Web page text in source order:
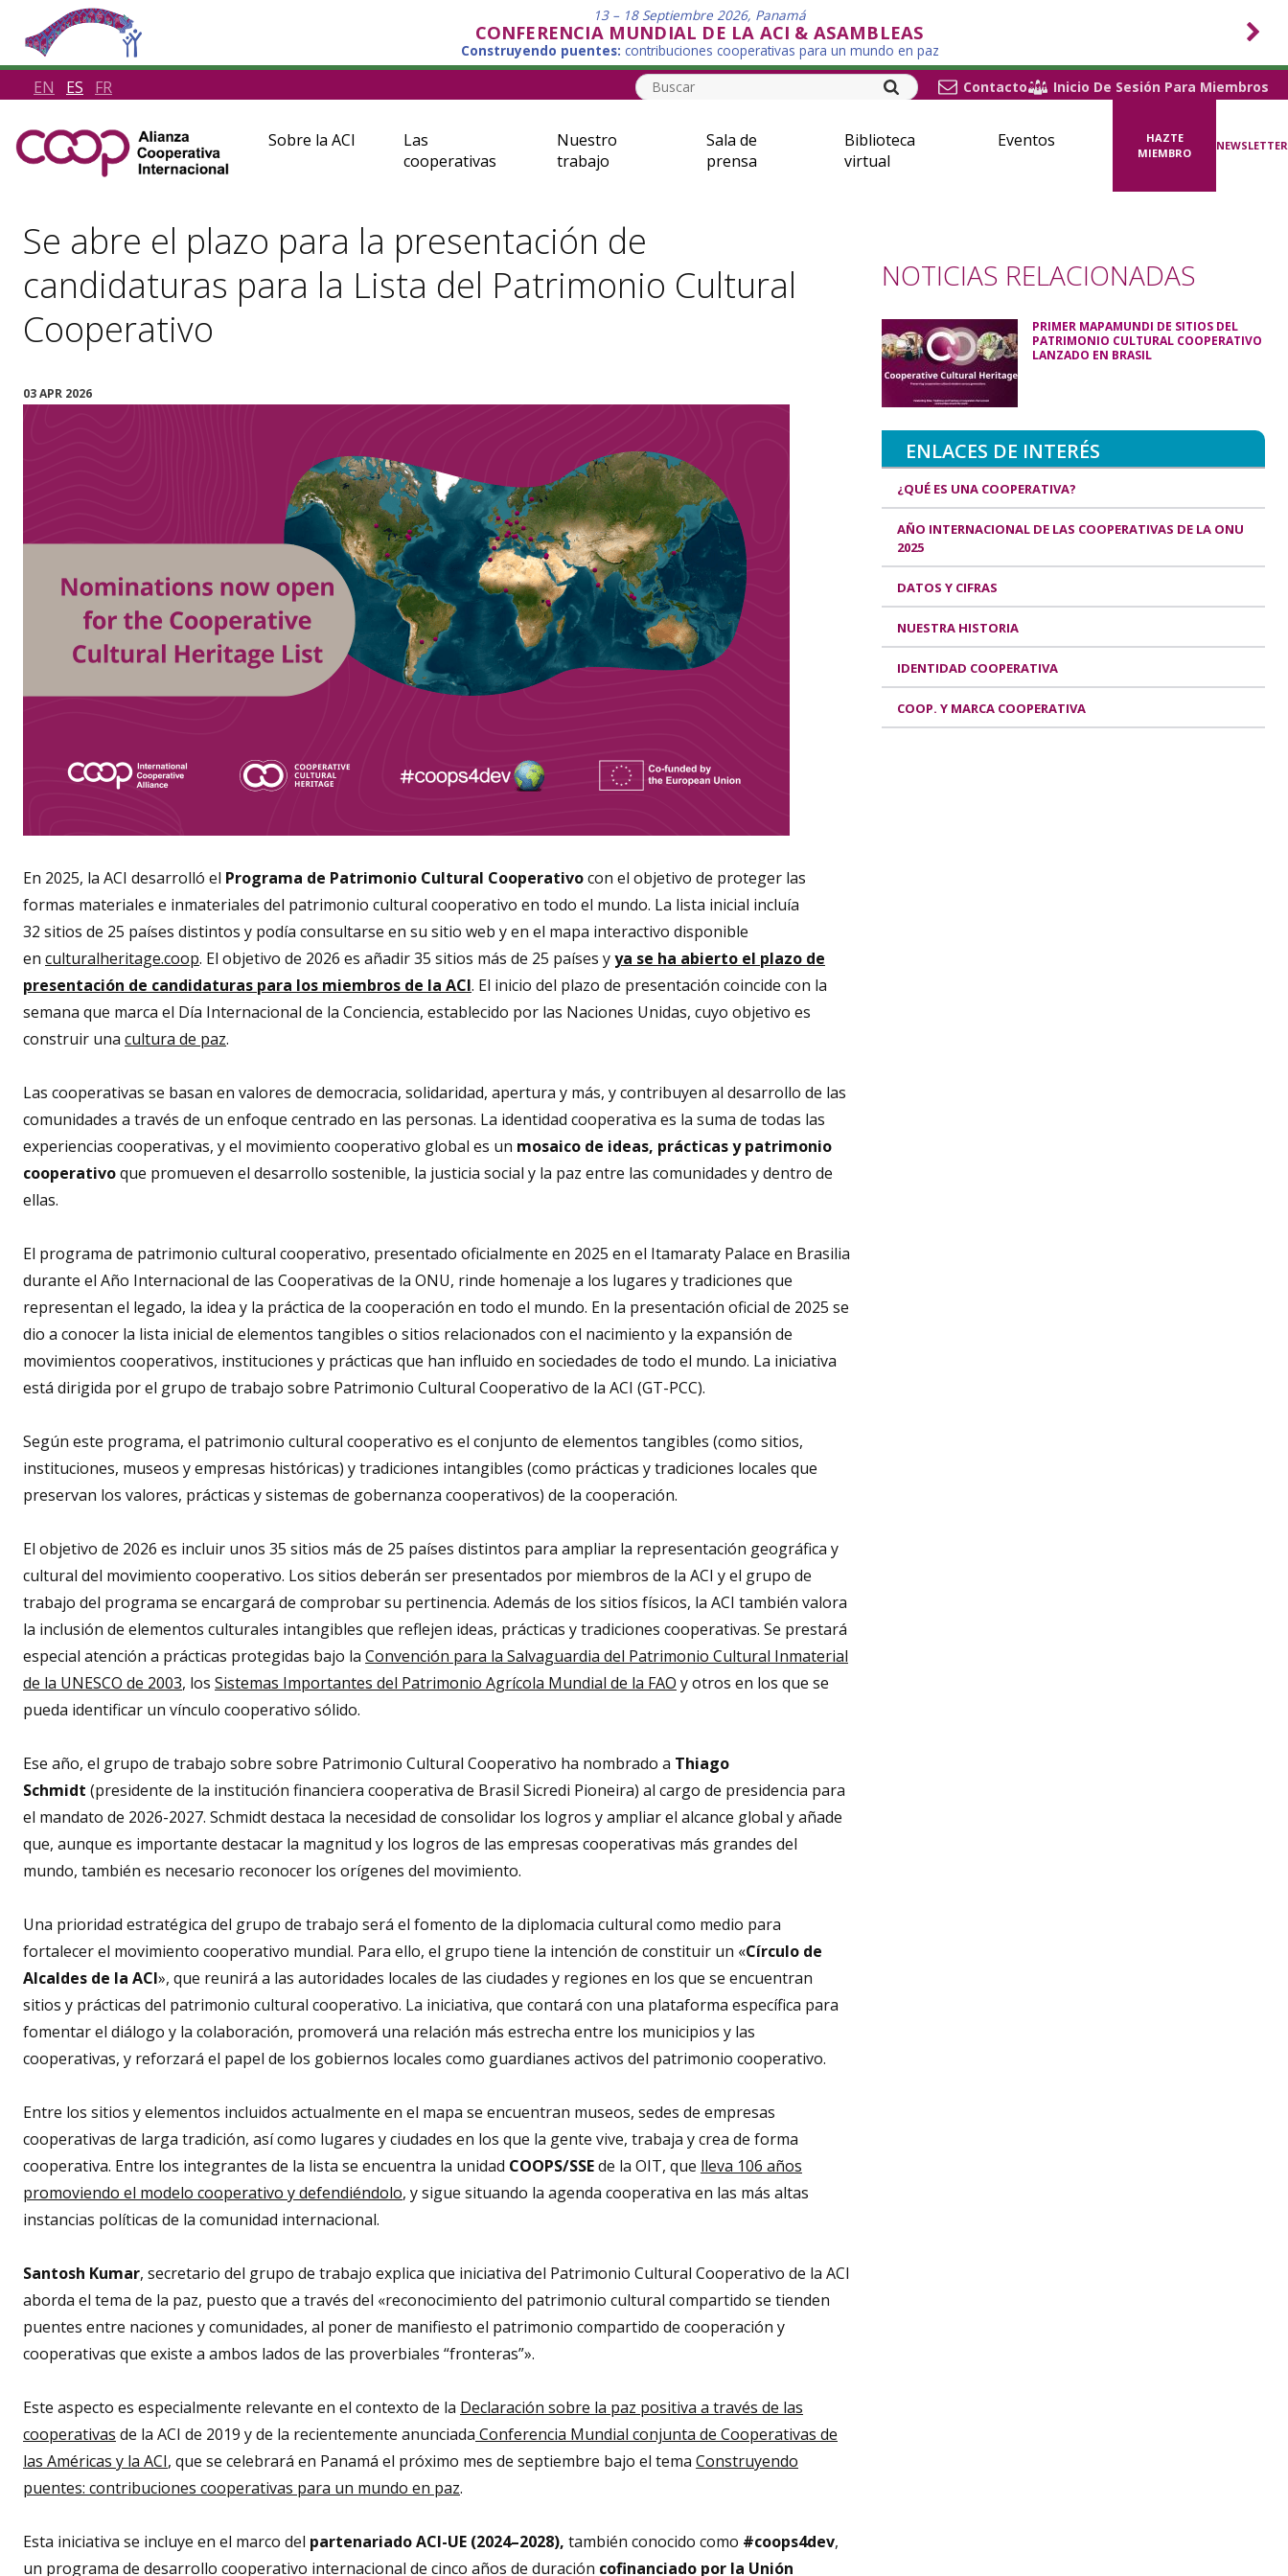
13 – 18 Septiembre 2026, Panamá
CONFERENCIA MUNDIAL DE LA ACI & ASAMBLEAS
Construyendo puentes: contribuciones cooperativas para un mundo en paz
EN ES FR Contacto Inicio De Sesión Para Miembros
Sobre la ACI
Las
cooperativas
Nuestro
trabajo
Sala de
prensa
Biblioteca
virtual
Eventos
HAZTE
MIEMBRO
NEWSLETTER
Se abre el plazo para la presentación de
candidaturas para la Lista del Patrimonio Cultural
Cooperativo
03 APR 2026
En 2025, la ACI desarrolló el Programa de Patrimonio Cultural Cooperativocon el objetivo de proteger las
formas materiales e inmateriales del patrimonio cultural cooperativo en todo el mundo. La lista inicial incluía
32 sitios de 25 países distintos y podía consultarse en su sitio web y en el mapa interactivo disponible
en culturalheritage.coop. El objetivo de 2026 es añadir 35 sitios más de 25 países yya se ha abierto el plazo de
presentación de candidaturas para los miembros de la ACI. El inicio del plazo de presentación coincide con la
semana que marca el Día Internacional de la Conciencia, establecido por las Naciones Unidas, cuyo objetivo es
construir una cultura de paz.
Las cooperativas se basan en valores de democracia, solidaridad, apertura y más, y contribuyen al desarrollo de las
comunidades a través de un enfoque centrado en las personas. La identidad cooperativa es la suma de todas las
experiencias cooperativas, y el movimiento cooperativo global es un mosaico de ideas, prácticas y patrimonio
cooperativoque promueven el desarrollo sostenible, la justicia social y la paz entre las comunidades y dentro de
ellas.
El programa de patrimonio cultural cooperativo, presentado oficialmente en 2025 en el Itamaraty Palace en Brasilia
durante el Año Internacional de las Cooperativas de la ONU, rinde homenaje a los lugares y tradiciones que
representan el legado, la idea y la práctica de la cooperación en todo el mundo. En la presentación oficial de 2025 se
dio a conocer la lista inicial de elementos tangibles o sitios relacionados con el nacimiento y la expansión de
movimientos cooperativos, instituciones y prácticas que han influido en sociedades de todo el mundo. La iniciativa
está dirigida por el grupo de trabajo sobre Patrimonio Cultural Cooperativo de la ACI (GT-PCC).
Según este programa, el patrimonio cultural cooperativo es el conjunto de elementos tangibles (como sitios,
instituciones, museos y empresas históricas) y tradiciones intangibles (como prácticas y tradiciones locales que
preservan los valores, prácticas y sistemas de gobernanza cooperativos) de la cooperación.
El objetivo de 2026 es incluir unos 35 sitios más de 25 países distintos para ampliar la representación geográfica y
cultural del movimiento cooperativo. Los sitios deberán ser presentados por miembros de la ACI y el grupo de
trabajo del programa se encargará de comprobar su pertinencia. Además de los sitios físicos, la ACI también valora
la inclusión de elementos culturales intangibles que reflejen ideas, prácticas y tradiciones cooperativas. Se prestará
especial atención a prácticas protegidas bajo la Convención para la Salvaguardia del Patrimonio Cultural Inmaterial
de la UNESCO de 2003, los Sistemas Importantes del Patrimonio Agrícola Mundial de la FAO y otros en los que se
pueda identificar un vínculo cooperativo sólido.
Ese año, el grupo de trabajo sobre sobre Patrimonio Cultural Cooperativo ha nombrado a Thiago
Schmidt (presidente de la institución financiera cooperativa de Brasil Sicredi Pioneira) al cargo de presidencia para
el mandato de 2026-2027. Schmidt destaca la necesidad de consolidar los logros y ampliar el alcance global y añade
que, aunque es importante destacar la magnitud y los logros de las empresas cooperativas más grandes del
mundo, también es necesario reconocer los orígenes del movimiento.
Una prioridad estratégica del grupo de trabajo será el fomento de la diplomacia cultural como medio para
fortalecer el movimiento cooperativo mundial. Para ello, el grupo tiene la intención de constituir un «Círculo de
Alcaldes de la ACI», que reunirá a las autoridades locales de las ciudades y regiones en los que se encuentran
sitios y prácticas del patrimonio cultural cooperativo. La iniciativa, que contará con una plataforma específica para
fomentar el diálogo y la colaboración, promoverá una relación más estrecha entre los municipios y las
cooperativas, y reforzará el papel de los gobiernos locales como guardianes activos del patrimonio cooperativo.
Entre los sitios y elementos incluidos actualmente en el mapa se encuentran museos, sedes de empresas
cooperativas de larga tradición, así como lugares y ciudades en los que la gente vive, trabaja y crea de forma
cooperativa. Entre los integrantes de la lista se encuentra la unidad COOPS/SSEde la OIT, que lleva 106 años
promoviendo el modelo cooperativo y defendiéndolo, y sigue situando la agenda cooperativa en las más altas
instancias políticas de la comunidad internacional.
Santosh Kumar, secretario del grupo de trabajo explica que iniciativa del Patrimonio Cultural Cooperativo de la ACI
aborda el tema de la paz, puesto que a través del «reconocimiento del patrimonio cultural compartido se tienden
puentes entre naciones y comunidades, al poner de manifiesto el patrimonio compartido de cooperación y
cooperativas que existe a ambos lados de las proverbiales “fronteras”».
Este aspecto es especialmente relevante en el contexto de la Declaración sobre la paz positiva a través de las
cooperativas de la ACI de 2019 y de la recientemente anunciada Conferencia Mundial conjunta de Cooperativas de
las Américas y la ACI, que se celebrará en Panamá el próximo mes de septiembre bajo el tema Construyendo
puentes: contribuciones cooperativas para un mundo en paz.
Esta iniciativa se incluye en el marco del partenariado ACI-UE (2024–2028), también conocido como #coops4dev,
un programa de desarrollo cooperativo internacional de cinco años de duración cofinanciado por la Unión
NOTICIAS RELACIONADAS
PRIMER MAPAMUNDI DE SITIOS DEL
PATRIMONIO CULTURAL COOPERATIVO
LANZADO EN BRASIL
ENLACES DE INTERÉS
¿QUÉ ES UNA COOPERATIVA?
AÑO INTERNACIONAL DE LAS COOPERATIVAS DE LA ONU
2025
DATOS Y CIFRAS
NUESTRA HISTORIA
IDENTIDAD COOPERATIVA
COOP. Y MARCA COOPERATIVA